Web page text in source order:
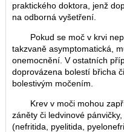
praktického doktora, jenž
na odborná vyšetření.
Pokud se moč v krvi
takzvaně asymptomatická,
onemocnění. V ostatních
doprovázena bolestí břicha
bolestivým močením.
Krev v moči mohou
záněty či ledvinové
(nefritida, pyelitida,